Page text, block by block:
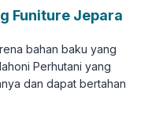
Funiture Jepara
bahan baku yang
Perhutani yang
dan dapat bertahan